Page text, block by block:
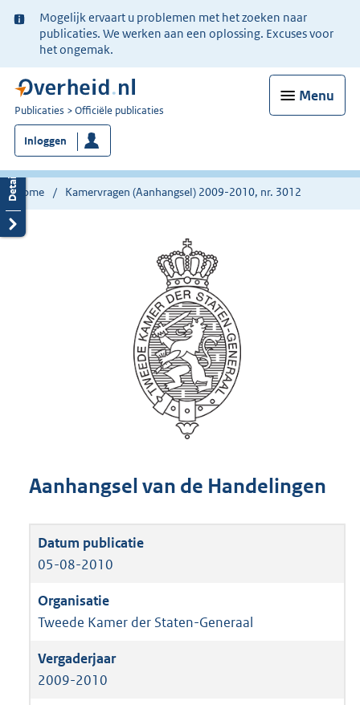
Ter
informatie:
Mogelijk ervaart u problemen met het zoeken naar
publicaties. We werken aan een oplossing. Excuses voor
het ongemak.
Menu
U
bent
nu
hier:
Publicaties Officiële publicaties
Inloggen
Home Kamervragen (Aanhangsel) 2009-2010, nr. 3012
Aanhangsel van de Handelingen
05-08-2010
Tweede Kamer der Staten-Generaal
2009-2010